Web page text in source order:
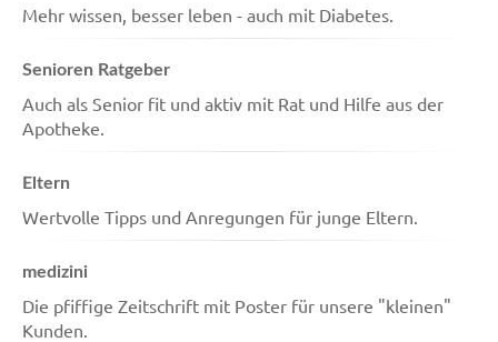
Mehr wissen, besser leben - auch mit Diabetes.
Senioren Ratgeber
Auch als Senior fit und aktiv mit Rat und Hilfe aus der
Apotheke.
Eltern
Wertvolle Tipps und Anregungen für junge Eltern.
medizini
Die pfiffige Zeitschrift mit Poster für unsere "kleinen"
Kunden.